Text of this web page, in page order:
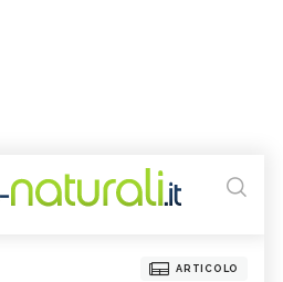
ARTICOLO